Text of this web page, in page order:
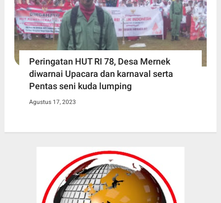
Peringatan HUT RI 78, Desa Mernek
diwarnai Upacara dan karnaval serta
Pentas seni kuda lumping
Agustus 17, 2023